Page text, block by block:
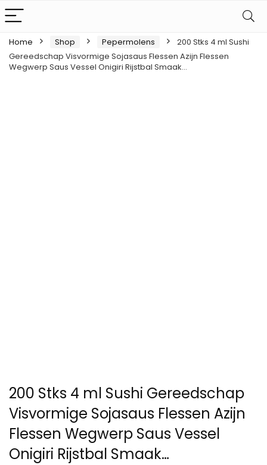
Home Shop Pepermolens
200 Stks 4 ml Sushi
Gereedschap Visvormige Sojasaus Flessen Azijn Flessen
Wegwerp Saus Vessel Onigiri Rijstbal Smaak…
200 Stks 4 ml Sushi Gereedschap
Visvormige Sojasaus Flessen Azijn
Flessen Wegwerp Saus Vessel
Onigiri Rijstbal Smaak…